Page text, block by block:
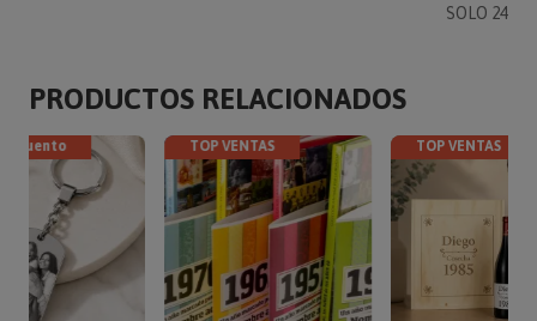
SOLO 24.90
PRODUCTOS RELACIONADOS
TOP VENTAS TOP VENTAS